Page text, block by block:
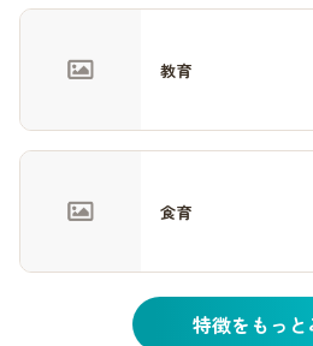
教育
食育
特徴をもっと